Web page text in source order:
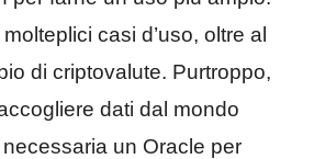
casi d’uso, oltre al
di criptovalute. Purtroppo,
dati dal mondo
un Oracle per